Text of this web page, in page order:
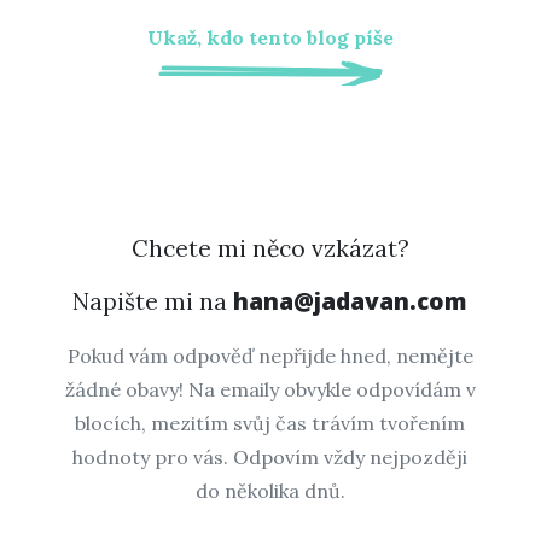
Ukaž, kdo tento blog píše
Chcete mi něco vzkázat?
Napište mi na hana@jadavan.com
Pokud vám odpověď nepřijde hned, nemějte
žádné obavy! Na emaily obvykle odpovídám v
blocích, mezitím svůj čas trávím tvořením
hodnoty pro vás. Odpovím vždy nejpozději
do několika dnů.